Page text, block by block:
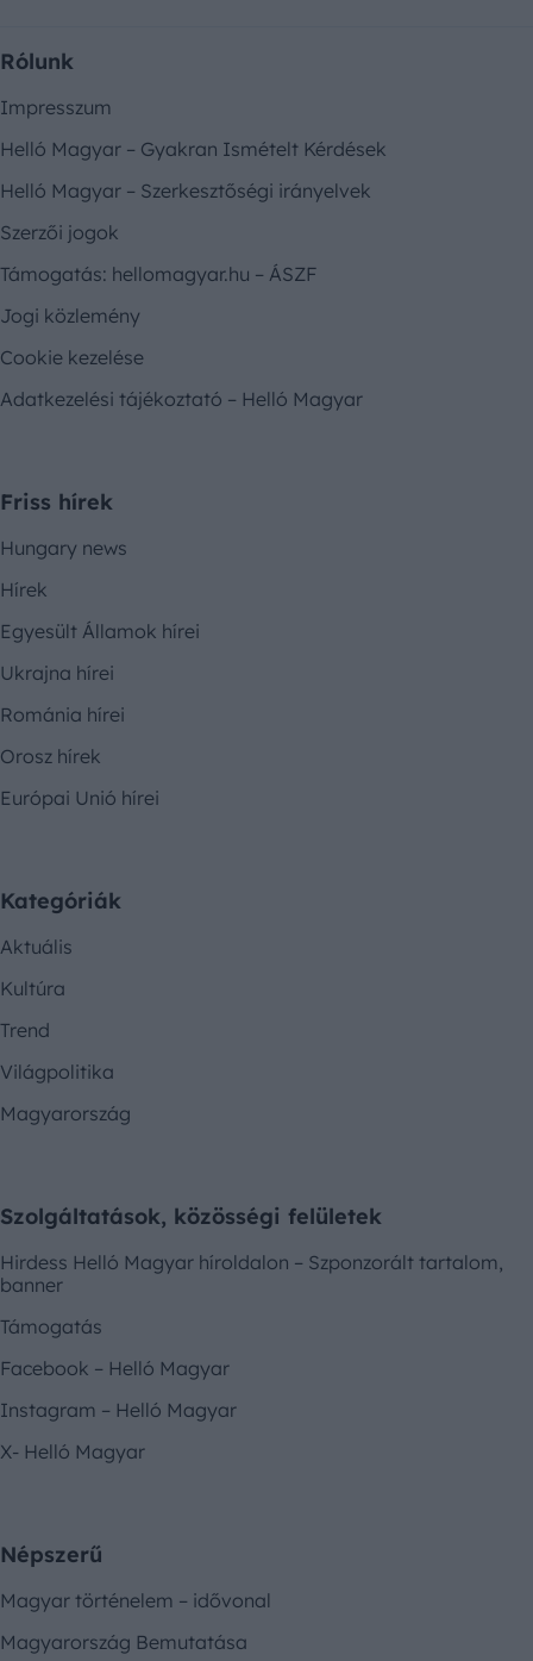
Rólunk
Impresszum
Helló Magyar – Gyakran Ismételt Kérdések
Helló Magyar – Szerkesztőségi irányelvek
Szerzői jogok
Támogatás: hellomagyar.hu – ÁSZF
Jogi közlemény
Cookie kezelése
Adatkezelési tájékoztató – Helló Magyar
Friss hírek
Hungary news
Hírek
Egyesült Államok hírei
Ukrajna hírei
Románia hírei
Orosz hírek
Európai Unió hírei
Kategóriák
Aktuális
Kultúra
Trend
Világpolitika
Magyarország
Szolgáltatások, közösségi felületek
Hirdess Helló Magyar híroldalon – Szponzorált tartalom,
banner
Támogatás
Facebook – Helló Magyar
Instagram – Helló Magyar
X- Helló Magyar
Népszerű
Magyar történelem – idővonal
Magyarország Bemutatása